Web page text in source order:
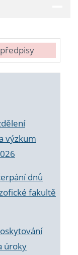
výzkum
dnů
fakultě
úroky